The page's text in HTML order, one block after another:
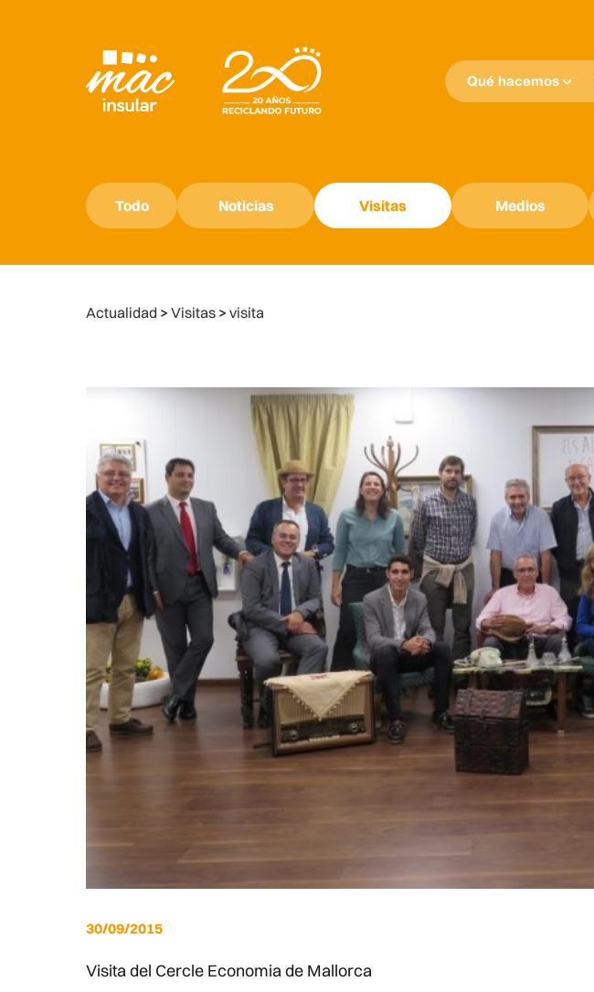
Qué hacemos
Todo Noticias Visitas Medios
Actualidad > Visitas > visita
30/09/2015
Visita del Cercle Economia de Mallorca